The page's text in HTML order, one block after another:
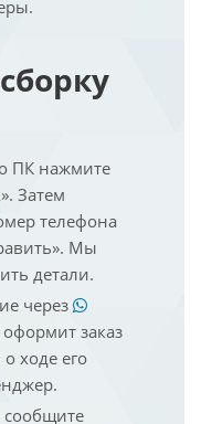
ПК нажмите
Затем
телефона
Мы
детали.
через
заказ
ходе его
сообщите